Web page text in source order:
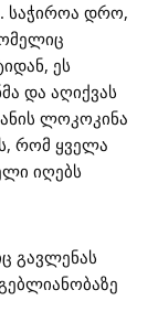
საჭიროა დრო,
ეს
და აღიქვას
ლოკოკინა
რომ ყველა
იღებს
გავლენას